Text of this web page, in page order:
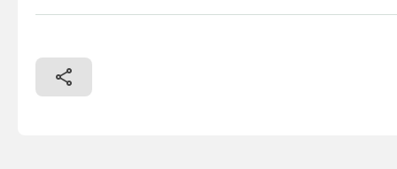
Sofort Verfügbar! // B023 // Krone Comprima V 150 XC